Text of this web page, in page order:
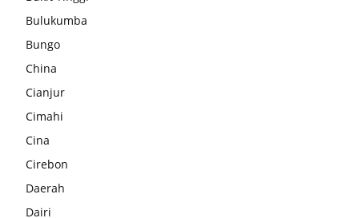
Bulukumba
Bungo
China
Cianjur
Cimahi
Cina
Cirebon
Daerah
Dairi